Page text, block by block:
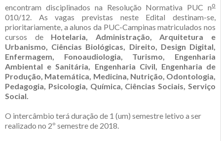
encontram disciplinados na Resolução Normativa PUC no
010/12. As vagas previstas neste Edital destinam-se,
prioritariamente, a alunos da PUC-Campinas matriculados nos
cursos de Hotelaria, Administração, Arquitetura e
Urbanismo, Ciências Biológicas, Direito, Design Digital,
Enfermagem, Fonoaudiologia, Turismo, Engenharia
Ambiental e Sanitária, Engenharia Civil, Engenharia de
Produção, Matemática, Medicina, Nutrição, Odontologia,
Pedagogia, Psicologia, Química, Ciências Sociais, Serviço
Social.
O intercâmbio terá duração de 1 (um) semestre letivo a ser
realizado no 2º semestre de 2018.